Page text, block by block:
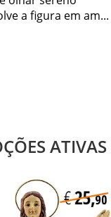
a figura em am...
ATIVAS